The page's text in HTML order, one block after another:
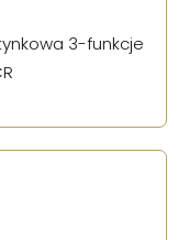
3-funkcje